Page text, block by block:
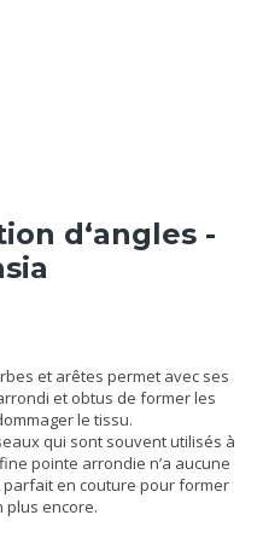
d‘angles -
et arêtes permet avec ses
et obtus de former les
le tissu.
qui sont souvent utilisés à
pointe arrondie n’a aucune
en couture pour former
plus encore.